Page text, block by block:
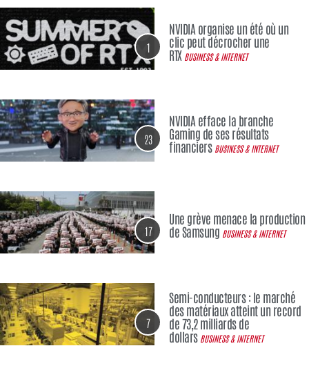
1
NVIDIA organise un été où un
clic peut décrocher une
RTX BUSINESS & INTERNET
23
NVIDIA efface la branche
Gaming de ses résultats
financiers BUSINESS & INTERNET
17
Une grève menace la production
de Samsung BUSINESS & INTERNET
7
Semi-conducteurs : le marché
des matériaux atteint un record
de 73,2 milliards de
dollars BUSINESS & INTERNET